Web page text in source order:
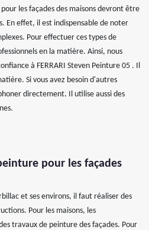
les façades des maisons devront être
En effet, il est indispensable de noter
Pour effectuer ces types de
en la matière. Ainsi, nous
à FERRARI Steven Peinture 05 . Il
Si vous avez besoin d'autres
directement. Il utilise aussi des
pour les façades
et ses environs, il faut réaliser des
Pour les maisons, les
travaux de peinture des façades. Pour